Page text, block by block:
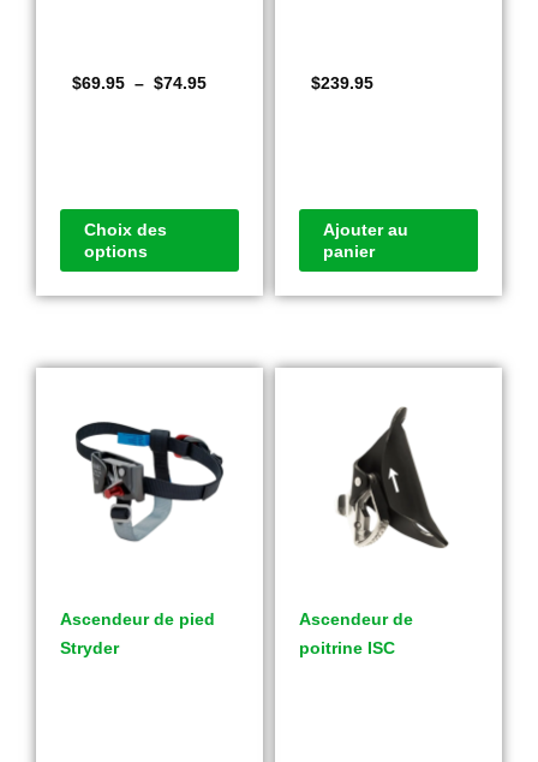
$69.95 – $74.95
Choix des
options
$239.95
Ajouter au
panier
Ascendeur de pied
Stryder
Ascendeur de
poitrine ISC